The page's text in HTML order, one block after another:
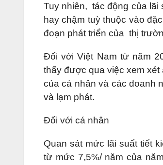
Tuy nhiên, tác động của lãi
hay chậm tuỳ thuộc vào
đoạn phát triển của thị
Đối với Việt Nam từ năm
thấy được qua việc xem
của cá nhân và các doanh
và lạm phát.
Đối với cá nhân
Quan sát mức lãi suất tiết
từ mức 7,5%/ năm của